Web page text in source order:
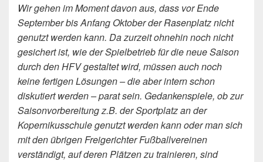
Wir gehen im Moment davon aus, dass vor Ende
September bis Anfang Oktober der Rasenplatz nicht
genutzt werden kann. Da zurzeit ohnehin noch nicht
gesichert ist, wie der Spielbetrieb für die neue Saison
durch den HFV gestaltet wird, müssen auch noch
keine fertigen Lösungen – die aber intern schon
diskutiert werden – parat sein. Gedankenspiele, ob zur
Saisonvorbereitung z.B. der Sportplatz an der
Kopernikusschule genutzt werden kann oder man sich
mit den übrigen Freigerichter Fußballvereinen
verständigt, auf deren Plätzen zu trainieren, sind